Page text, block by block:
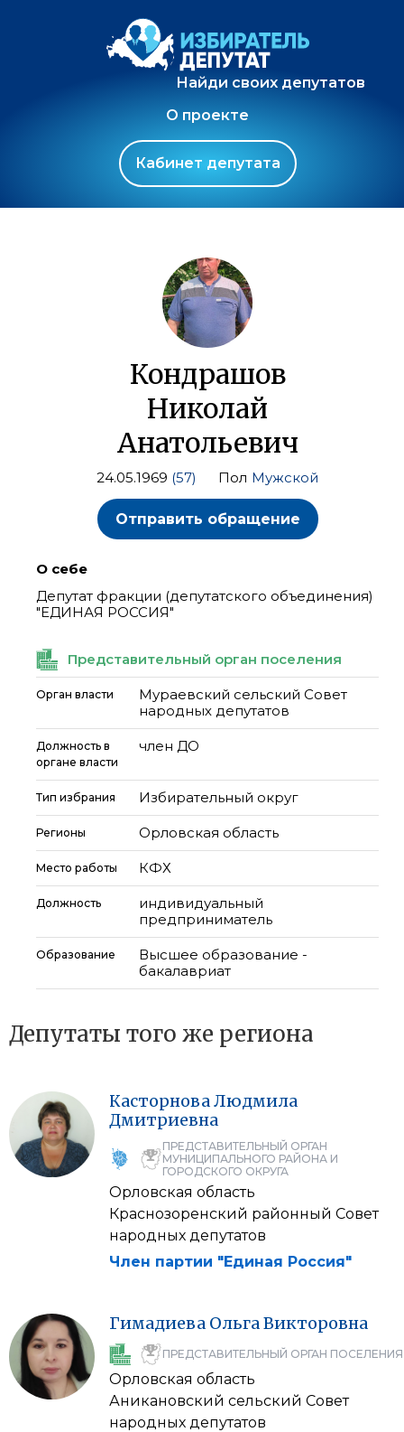
Найди своих депутатов
О проекте
Кабинет депутата
Кондрашов
Николай
Анатольевич
24.05.1969 (57) Пол Мужской
Отправить обращение
О себе
Депутат фракции (депутатского объединения)
"ЕДИНАЯ РОССИЯ"
Представительный орган поселения
Орган власти
Мураевский сельский Совет
народных депутатов
Должность в
органе власти
член ДО
Тип избрания Избирательный округ
Регионы Орловская область
Место работы КФХ
Должность
индивидуальный
предприниматель
Образование
Высшее образование -
бакалавриат
Депутаты того же региона
КасторноваЛюдмила
Дмитриевна
ПРЕДСТАВИТЕЛЬНЫЙ ОРГАН
МУНИЦИПАЛЬНОГО РАЙОНА И
ГОРОДСКОГО ОКРУГА
Орловская область
Краснозоренский районный Cовет
народных депутатов
Член партии "Единая Россия"
Гимадиева ОльгаВикторовна
ПРЕДСТАВИТЕЛЬНЫЙ ОРГАН ПОСЕЛЕНИЯ
Орловская область
Аникановский сельский Совет
народных депутатов